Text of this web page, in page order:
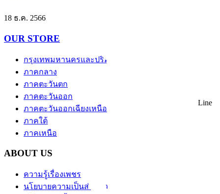
18 ธ.ค. 2566
OUR STORE
กรุงเทพมหานครและปริมณฑล
ภาคกลาง
ภาคตะวันตก
ภาคตะวันออก
ภาคตะวันออกเฉียงเหนือ
ภาคใต้
ภาคเหนือ
ABOUT US
ความรู้เรื่องเพชร
นโยบายความเป็นส่วนตัว
Line